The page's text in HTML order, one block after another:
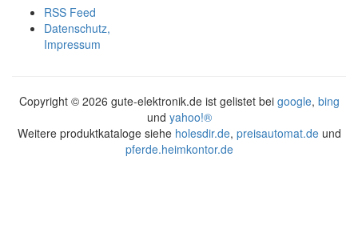
RSS Feed
Datenschutz,
Impressum
Copyright © 2026 gute-elektronik.de ist gelistet bei google, bing
und yahoo!®
Weitere produktkataloge siehe holesdir.de, preisautomat.deund
pferde.heimkontor.de